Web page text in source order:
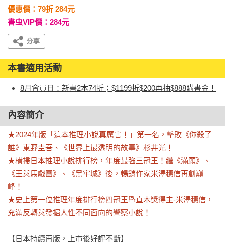
優惠價：79折 284元
書虫VIP價：284元
本書適用活動
8月會員日：新書2本74折；$1199折$200再抽$888購書金！
內容簡介
★2024年版「這本推理小說真厲害！」第一名，擊敗《你殺了
誰》東野圭吾、《世界上最透明的故事》杉井光！
★橫掃日本推理小說排行榜，年度最強三冠王！繼《滿願》、
《王與馬戲團》、《黑牢城》後，暢銷作家米澤穗信再創巔
峰！
★史上第一位推理年度排行榜四冠王暨直木獎得主-米澤穗信，
充滿反轉與發掘人性不同面向的警察小說！
【日本持續再版，上市後好評不斷】